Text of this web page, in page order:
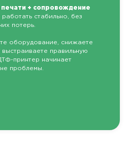
печати + сопровождение
стабильно, без
потерь.
оборудование, снижаете
правильную
принтер начинает
проблемы.